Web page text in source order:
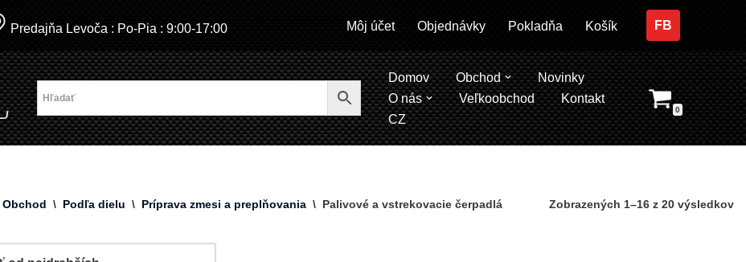
Predajňa Levoča : Po-Pia : 9:00-17:00 Môj účet Objednávky Pokladňa Košík FB
Domov Obchod
Novinky
O nás
Veľkoobchod
Kontakt
CZ
0
Obchod \ Podľa dielu \ Príprava zmesi a preplňovania \ Palivové a vstrekovacie čerpadlá Zobrazených 1–16 z 20 výsledkov